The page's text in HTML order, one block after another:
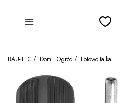
Menu Ulubione
BAU-TEC Dom i Ogród Fotowoltaika